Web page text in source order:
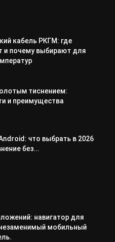
кабель РКГМ: где
и почему выбирают для
тиснением:
и преимущества
что выбрать в 2026
без...
навигатор для
мобильный